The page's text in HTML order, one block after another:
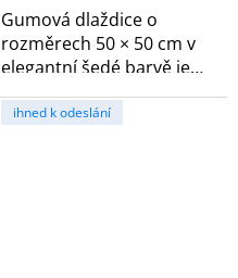
Gumová dlaždice o
rozměrech 50 × 50 cm v
elegantní šedé barvě je
vyrobena z...
ihned k odeslání